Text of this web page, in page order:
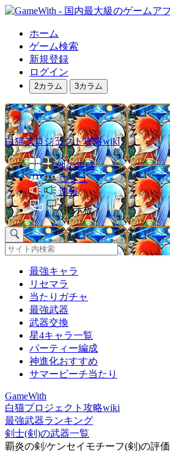
ホーム
ゲーム検索
新規登録
ログイン
2カラム 3カラム
白猫プロジェクト攻略wiki
他の攻略
コミュ
速報
掲示板
最強キャラ
リセマラ
当たりガチャ
最強武器
武器交換
星4キャラ一覧
パーティー編成
神進化おすすめ
サマービーチ当たり
GameWith
白猫プロジェクト攻略wiki
最強武器ランキング
剣士(剣)の武器一覧
覇炎の剣/ケンセイモチーフ(剣)の評価